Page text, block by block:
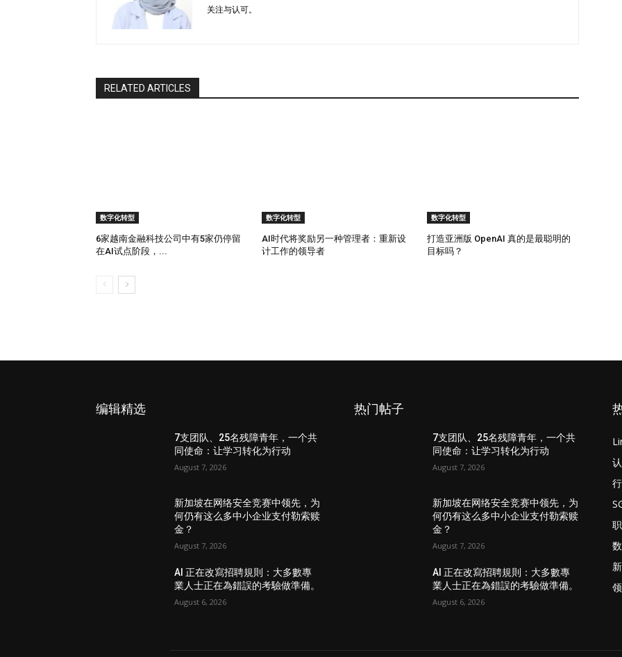
被奖励为进步。 然而，长期来看，这种思维模式可能同时侵蚀员工福祉和战略判断力。 疲惫不堪的组织
往往只关注眼前利益。当每个季度都要求推出新一轮更新时，反思、克制以及长期思维便越来越难以维
层优先事项以及投资方向。 然而，这些指标很少能够衡量情感信任、认知疲劳以及长期信心。 “企业很容
易为了季度目标而牺牲用户信任，”Robb 表示。“但数字化领导者应该将信任视为资产负债表上的资
关注与认可。
RELATED ARTICLES
数字化转型
6家越南金融科技公司中有5家仍停留
在AI试点阶段，...
数字化转型
AI时代将奖励另一种管理者：重新设
计工作的领导者
数字化转型
打造亚洲版 OpenAI 真的是最聪明的
目标吗？
编辑精选
7支团队、25名残障青年，一个共
同使命：让学习转化为行动
August 7, 2026
新加坡在网络安全竞赛中领先，为
何仍有这么多中小企业支付勒索赎
金？
August 7, 2026
AI 正在改寫招聘規則：大多數專
業人士正在為錯誤的考驗做準備。
August 6, 2026
热门帖子
7支团队、25名残障青年，一个共
同使命：让学习转化为行动
August 7, 2026
新加坡在网络安全竞赛中领先，为
何仍有这么多中小企业支付勒索赎
金？
August 7, 2026
AI 正在改寫招聘規則：大多數專
業人士正在為錯誤的考驗做準備。
August 6, 2026